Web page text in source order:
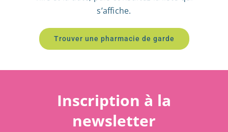
s’affiche.
Trouver une pharmacie de garde
Inscription à la
newsletter